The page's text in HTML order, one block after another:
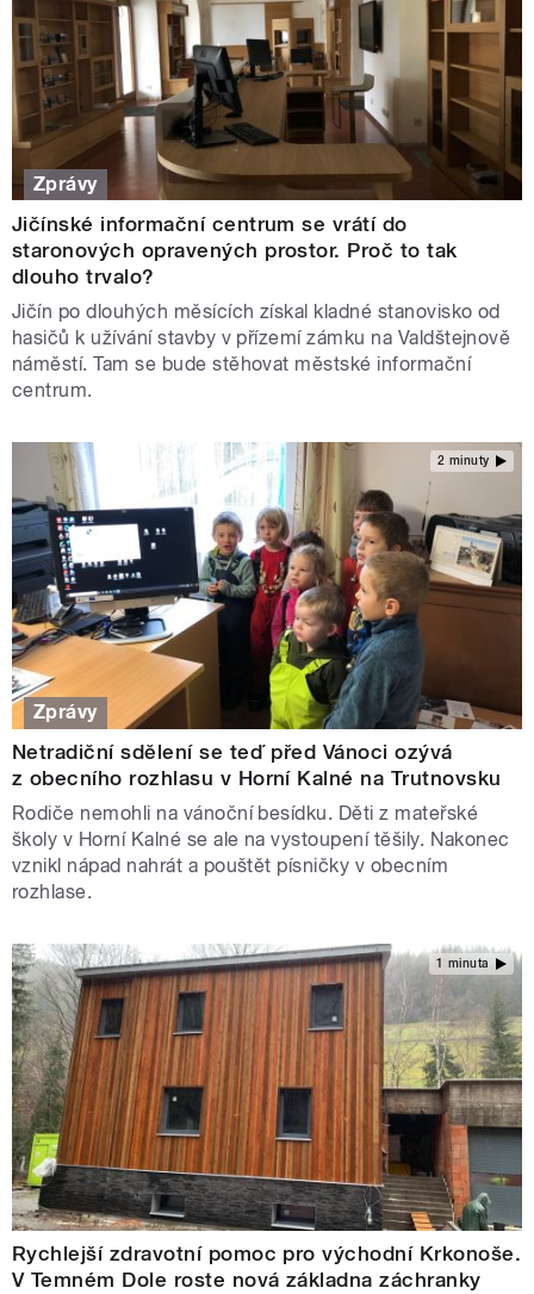
Zprávy
Jičínské informační centrum se vrátí do
staronových opravených prostor. Proč to tak
dlouho trvalo?
Jičín po dlouhých měsících získal kladné stanovisko od
hasičů k užívání stavby v přízemí zámku na Valdštejnově
náměstí. Tam se bude stěhovat městské informační
centrum.
2 minuty
Zprávy
Netradiční sdělení se teď před Vánoci ozývá
z obecního rozhlasu v Horní Kalné na Trutnovsku
Rodiče nemohli na vánoční besídku. Děti z mateřské
školy v Horní Kalné se ale na vystoupení těšily. Nakonec
vznikl nápad nahrát a pouštět písničky v obecním
rozhlase.
1 minuta
Rychlejší zdravotní pomoc pro východní Krkonoše.
V Temném Dole roste nová základna záchranky